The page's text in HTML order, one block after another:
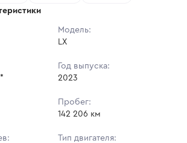
14 364 ₽
Ставок не найдено
в аукционах
Модель:
LX
Год выпуска:
2023
Пробег:
142 206 км
Тип двигателя: